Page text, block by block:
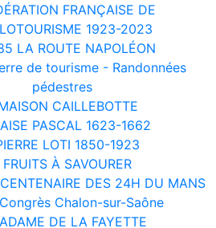
FRANÇAISE DE
1923-2023
LA ROUTE NAPOLÉON
de tourisme - Randonnées
pédestres
CAILLEBOTTE
PASCAL 1623-1662
LOTI 1850-1923
FRUITS À SAVOURER
DES 24H DU MANS
Chalon-sur-Saône
DE LA FAYETTE